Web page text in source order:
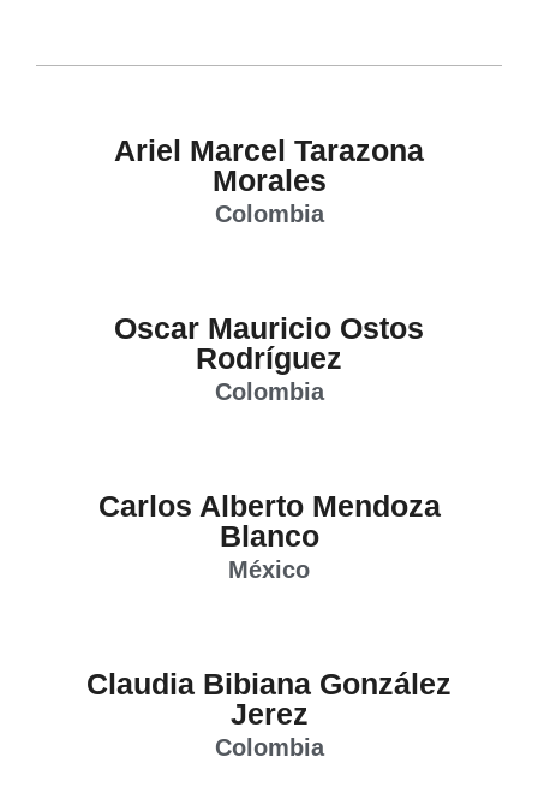
Ariel Marcel Tarazona
Morales
Colombia
Oscar Mauricio Ostos
Rodríguez
Colombia
Carlos Alberto Mendoza
Blanco
México
Claudia Bibiana González
Jerez
Colombia